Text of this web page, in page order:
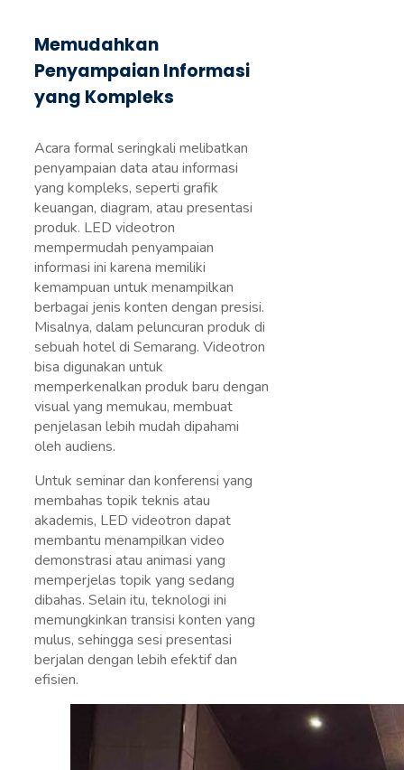
Memudahkan
Penyampaian Informasi
yang Kompleks
Acara formal seringkali melibatkan
penyampaian data atau informasi
yang kompleks, seperti grafik
keuangan, diagram, atau presentasi
produk. LED videotron
mempermudah penyampaian
informasi ini karena memiliki
kemampuan untuk menampilkan
berbagai jenis konten dengan presisi.
Misalnya, dalam peluncuran produk di
sebuah hotel di Semarang. Videotron
bisa digunakan untuk
memperkenalkan produk baru dengan
visual yang memukau, membuat
penjelasan lebih mudah dipahami
oleh audiens.
Untuk seminar dan konferensi yang
membahas topik teknis atau
akademis, LED videotron dapat
membantu menampilkan video
demonstrasi atau animasi yang
memperjelas topik yang sedang
dibahas. Selain itu, teknologi ini
memungkinkan transisi konten yang
mulus, sehingga sesi presentasi
berjalan dengan lebih efektif dan
efisien.